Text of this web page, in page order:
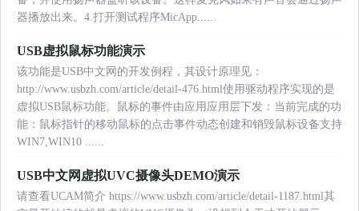
器播放出来。4.打开测试程序MicApp......
USB虚拟鼠标功能演示
该功能是USB中文网的开发例程，其设计原理见：
http://www.usbzh.com/article/detail-476.html使用驱动程序实现的是
虚拟USB鼠标功能。鼠标的事件由应用应用层下发：当前完成的功
能：鼠标指针的移动鼠标的点击事件动态创建和销毁鼠标设备支持
WIN7,WIN10 ......
USB中文网虚拟UVC摄像头DEMO演示
请查看UCAM简介 https://www.usbzh.com/article/detail-1187.html其